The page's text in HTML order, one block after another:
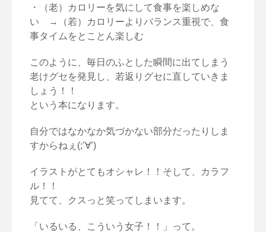
・（老）カロリーを気にして食事を楽しめな
い →（若）カロリーよりバランス重視で、食
事タイムをとことん楽しむ
このように、毎日のふとした瞬間に出てしまう
老けグセを発見し、若返りグセに直していきま
しょう！！
という本になります。
自分ではなかなか気づかない部分だったりしま
すからねぇ(;’∀’)
イラストがとてもオシャレ！！そして、カラフ
ル！！
見てて、クスっと笑ってしまいます。
「いるいる、こういう女子！！」って。